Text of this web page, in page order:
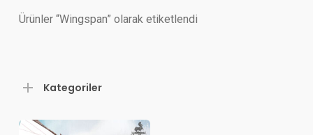
Ürünler “Wingspan” olarak etiketlendi
Kategoriler